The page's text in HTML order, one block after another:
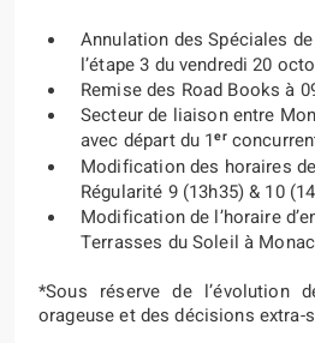
Annulation des Spéciales
l’étape 3 du vendredi 20
Remise des Road Books à
Secteur de liaison entre
avec départ du 1er
Modification des horaires
Régularité 9 (13h35) & 10
Modification de l’horaire
Terrasses du Soleil à
*Sous réserve de l’évolution
orageuse et des décisions extra-